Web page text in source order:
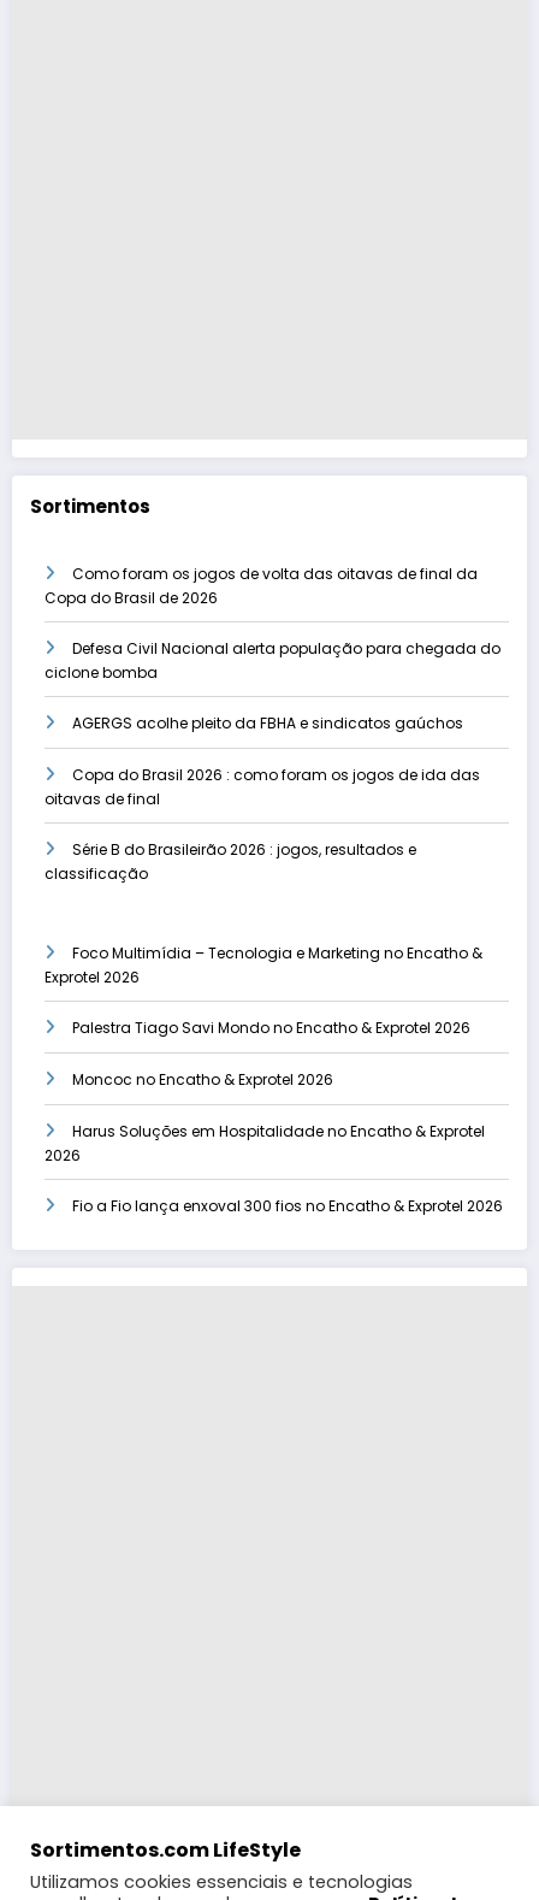
Sortimentos
Como foram os jogos de volta das oitavas de final da
Copa do Brasil de 2026
Defesa Civil Nacional alerta população para chegada do
ciclone bomba
AGERGS acolhe pleito da FBHA e sindicatos gaúchos
Copa do Brasil 2026 : como foram os jogos de ida das
oitavas de final
Série B do Brasileirão 2026 : jogos, resultados e
classificação
Foco Multimídia – Tecnologia e Marketing no Encatho &
Exprotel 2026
Palestra Tiago Savi Mondo no Encatho & Exprotel 2026
Moncoc no Encatho & Exprotel 2026
Harus Soluções em Hospitalidade no Encatho & Exprotel
2026
Fio a Fio lança enxoval 300 fios no Encatho & Exprotel 2026
Sortimentos.com LifeStyle
Utilizamos cookies essenciais e tecnologias